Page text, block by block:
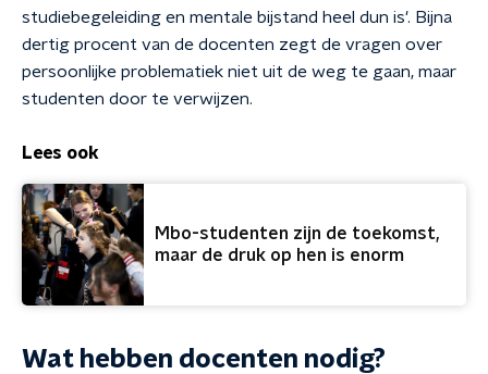
studiebegeleiding en mentale bijstand heel dun is'. Bijna
dertig procent van de docenten zegt de vragen over
persoonlijke problematiek niet uit de weg te gaan, maar
studenten door te verwijzen.
Lees ook
Mbo-studenten zijn de toekomst,
maar de druk op hen is enorm
Wat hebben docenten nodig?